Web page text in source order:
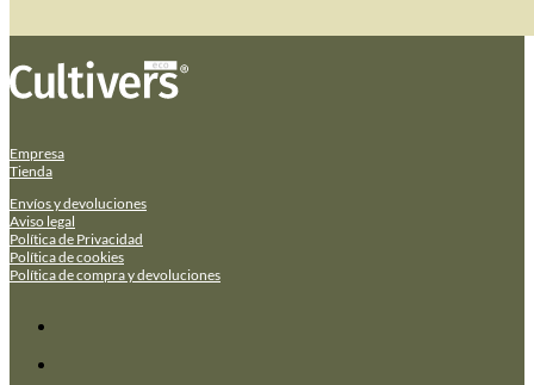
Empresa
Tienda
Envíos y devoluciones
Aviso legal
Política de Privacidad
Política de cookies
Política de compra y devoluciones